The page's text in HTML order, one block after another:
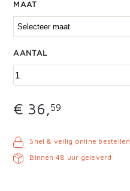
MAAT
AANTAL
€ 36,59
Snel & veilig online bestellen
Binnen 48 uur geleverd